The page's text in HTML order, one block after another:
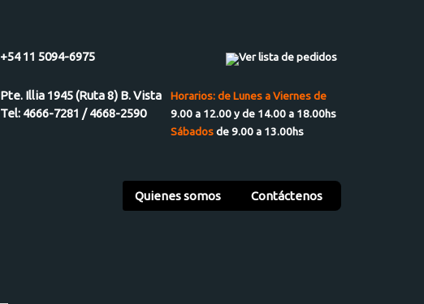
+54 11 5094-6975 Ver lista de pedidos
Pte. Illia 1945 (Ruta 8) B. Vista
Tel: 4666-7281 / 4668-2590
Horarios: de Lunes a Viernes de
9.00 a 12.00 y de 14.00 a 18.00hs
Sábadosde 9.00 a 13.00hs
Quienes somos Contáctenos